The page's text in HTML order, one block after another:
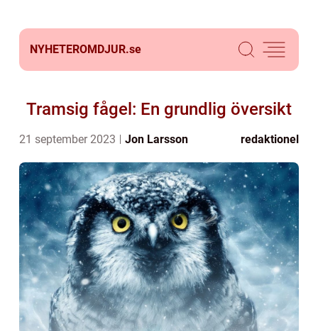
NYHETEROMDJUR.se
Tramsig fågel: En grundlig översikt
21 september 2023 Jon Larsson redaktionel